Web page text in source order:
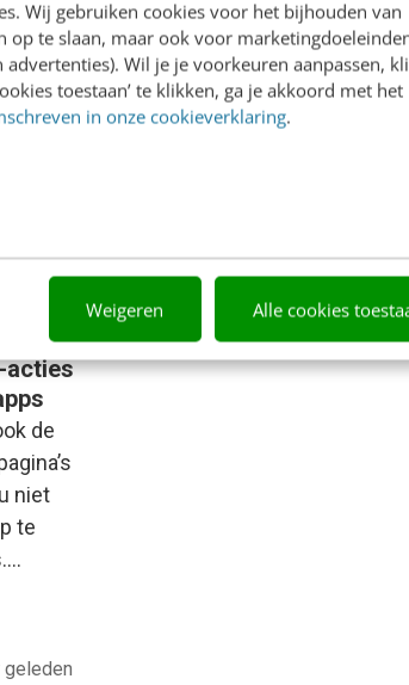
Wij gebruiken cookies voor het bijhouden van
te slaan, maar ook voor
Wil je je voorkeuren aanpassen,
toestaan’ te klikken, ga je akkoord met het
in onze cookieverklaring.
Weigeren Alle cookies
Lars Reimink· 12 jaar geleden
acties
de
niet
te
geleden